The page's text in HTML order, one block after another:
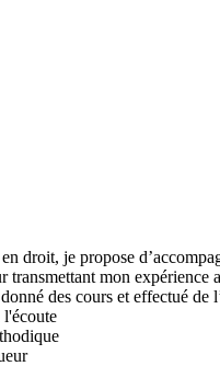
droit, je propose
transmettant mon expérience
des cours et effectué de
l'écoute